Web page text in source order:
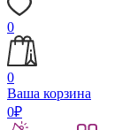
0
0
Ваша корзина
0₽